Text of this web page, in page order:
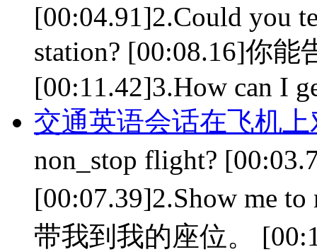
[00:04.91]2.Could you
station? [00:08.16]你
[00:11.42]3.How can I
交通英语会话在飞机
non_stop flight?
[00:07.39]2.Show me to
带我到我的座位。